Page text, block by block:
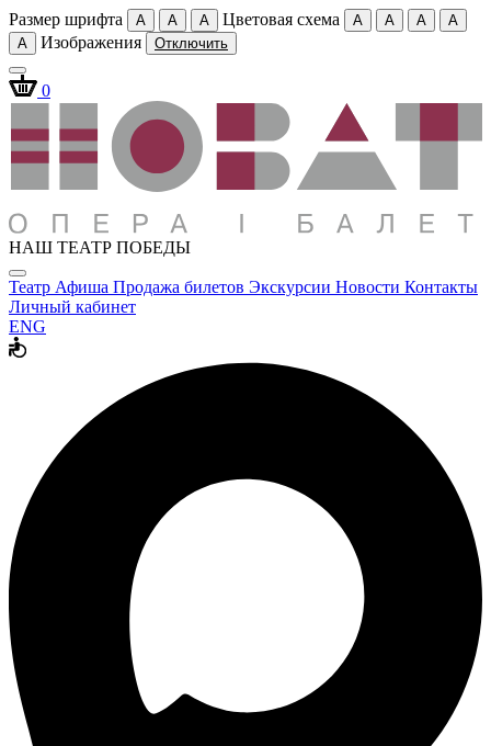
Размер шрифта A A A Цветовая схема A A A
A
A
Изображения Отключить
0
НАШ ТЕАТР ПОБЕДЫ
Театр Афиша Продажа билетов Экскурсии Новости Контакты
Личный кабинет
ENG